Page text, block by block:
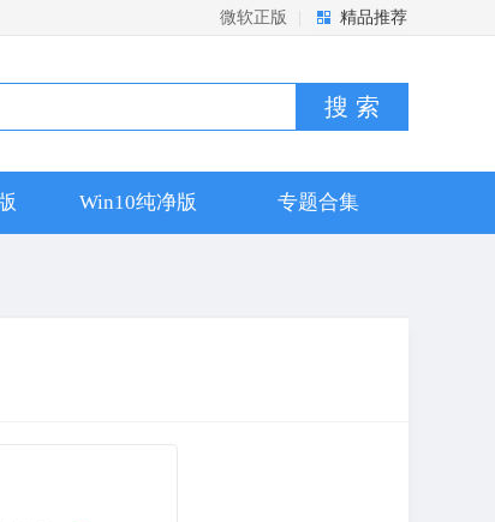
微软正版 精品推荐
搜 索
Win10纯净版 专题合集